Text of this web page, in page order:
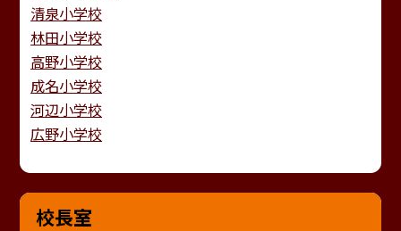
清泉小学校
林田小学校
高野小学校
成名小学校
河辺小学校
広野小学校
校長室